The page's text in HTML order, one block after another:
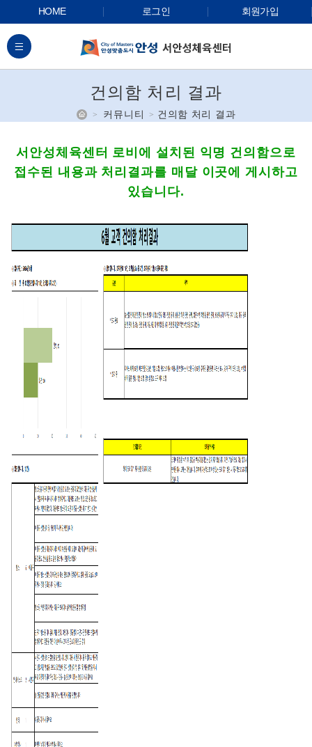
HOME 로그인 회원가입
전체메뉴
홈 커뮤니티 건의함 처리 결과
건의함 처리 결과
서안성체육센터 로비에 설치된 익명 건의함으로
접수된 내용과 처리결과를 매달 이곳에 게시하고
있습니다.